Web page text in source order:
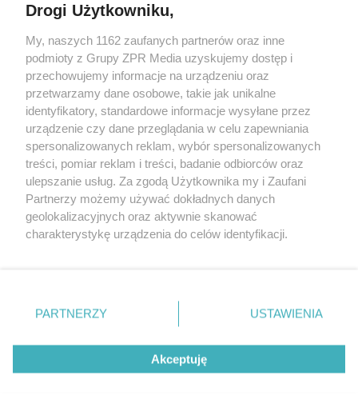
Żaden utwór zamieszczony w serwisie nie może być powielany i
rozpowszechniany lub dalej rozpowszechniany w jakikolwiek sposób (w
tym także elektroniczny lub mechaniczny) na jakimkolwiek polu
eksploatacji w jakiejkolwiek formie, włącznie z umieszczaniem w
Internecie bez pisemnej zgody właściciela praw. Jakiekolwiek użycie lub
wykorzystanie utworów w całości lub w części z naruszeniem prawa,
tzn. bez właściwej zgody, jest zabronione pod groźbą kary i może być
ścigane prawnie.
© 2026 Grupa ZPR Media
Drogi Użytkowniku,
My, naszych 1162 zaufanych partnerów oraz inne
podmioty z Grupy ZPR Media uzyskujemy dostęp i
przechowujemy informacje na urządzeniu oraz
przetwarzamy dane osobowe, takie jak unikalne
identyfikatory, standardowe informacje wysyłane przez
urządzenie czy dane przeglądania w celu zapewniania
spersonalizowanych reklam, wybór spersonalizowanych
treści, pomiar reklam i treści, badanie odbiorców oraz
ulepszanie usług. Za zgodą Użytkownika my i Zaufani
Partnerzy możemy używać dokładnych danych
geolokalizacyjnych oraz aktywnie skanować
charakterystykę urządzenia do celów identyfikacji.
zmienić/wycofać klikając przycisk ustawień prywatności
znajdujący się w lewym dolnym rogu strony
rodzaje przetwarzania danych nie wymagają zgody
użytkownika, ale masz prawo sprzeciwić się takiemu
przetwarzaniu. Preferencje będą miały zastosowanie tylko
PARTNERZY USTAWIENIA
Akceptuję